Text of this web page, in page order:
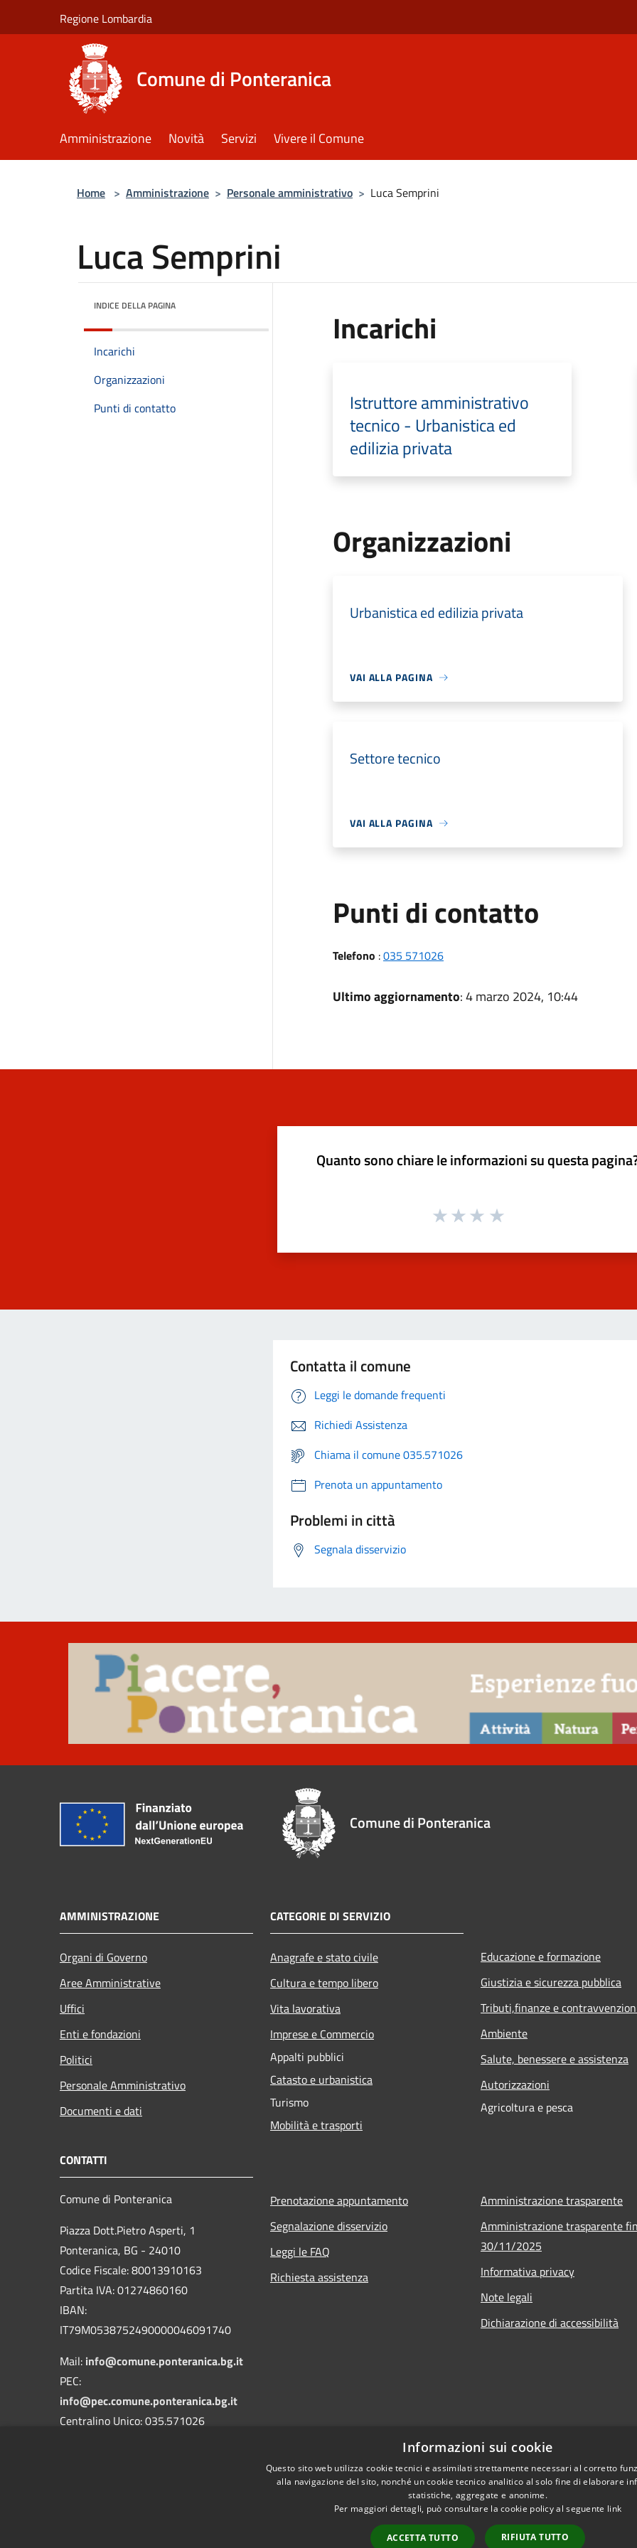
Regione Lombardia
Comune di Ponteranica
Amministrazione Novità Servizi Vivere il Comune
Home > Amministrazione > Personale amministrativo > Luca Semprini
Luca Semprini
INDICE DELLA PAGINA
Incarichi
Organizzazioni
Punti di contatto
Incarichi
Istruttore amministrativo
tecnico - Urbanistica ed
edilizia privata
Organizzazioni
Urbanistica ed edilizia privata
VAI ALLA PAGINA
Settore tecnico
VAI ALLA PAGINA
Punti di contatto
Telefono :035 571026
Ultimo aggiornamento: 4 marzo 2024, 10:44
Quanto sono chiare le informazioni su questa
Contatta il comune
Leggi le domande frequenti
Richiedi Assistenza
Chiama il comune 035.571026
Prenota un appuntamento
Problemi in città
Segnala disservizio
Comune di Ponteranica
AMMINISTRAZIONE
Organi di Governo
Aree Amministrative
Uffici
Enti e fondazioni
Politici
Personale Amministrativo
Documenti e dati
CATEGORIE DI SERVIZIO
Anagrafe e stato civile
Cultura e tempo libero
Vita lavorativa
Imprese e Commercio
Appalti pubblici
Catasto e urbanistica
Turismo
Mobilità e trasporti
Educazione e formazione
Giustizia e sicurezza pubblica
Tributi,finanze e
Ambiente
Salute, benessere e assistenza
Autorizzazioni
Agricoltura e pesca
CONTATTI
Comune di Ponteranica
Piazza Dott.Pietro Asperti, 1
Ponteranica, BG - 24010
Codice Fiscale: 80013910163
Partita IVA: 01274860160
IBAN:
IT79M0538752490000046091740
Mail: info@comune.ponteranica.bg.it
PEC:
info@pec.comune.ponteranica.bg.it
Centralino Unico: 035.571026
Prenotazione appuntamento
Segnalazione disservizio
Leggi le FAQ
Richiesta assistenza
Amministrazione trasparente
Amministrazione trasparente
30/11/2025
Informativa privacy
Note legali
Dichiarazione di accessibilità
Informazioni sui cookie
Questo sito web utilizza cookie tecnici e assimilati strettamente necessari al corretto
alla navigazione del sito, nonché un cookie tecnico analitico al solo fine di elaborare
statistiche, aggregate e anonime.
Per maggiori dettagli, può consultare la cookie policy al seguente link
ACCETTA TUTTO RIFIUTA TUTTO